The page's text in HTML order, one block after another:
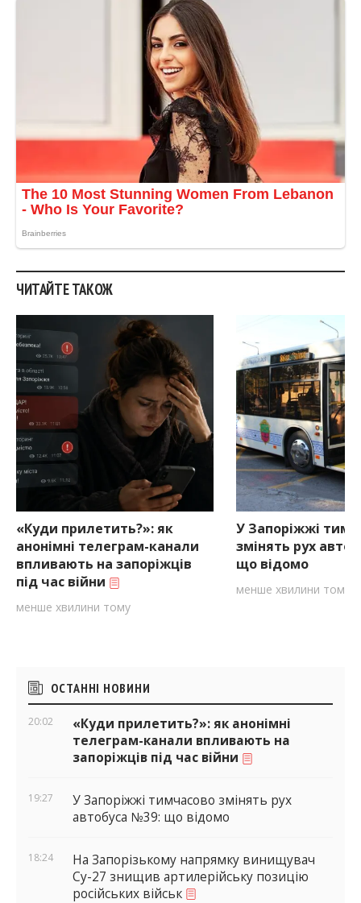
ЧИТАЙТЕ ТАКОЖ
«Куди прилетить?»: як
анонімні телеграм-канали
впливають на запоріжців
під час війни
менше хвилини тому
У Запоріжжі
змінять рух
що відомо
менше хвилини тому
Бічні
віджети
ОСТАННІ НОВИНИ
20:02
«Куди прилетить?»: як анонімні
телеграм-канали впливають на
запоріжців під час війни
19:27
У Запоріжжі тимчасово змінять рух
автобуса №39: що відомо
18:24
На Запорізькому напрямку винищувач
Су-27 знищив артилерійську позицію
російських військ